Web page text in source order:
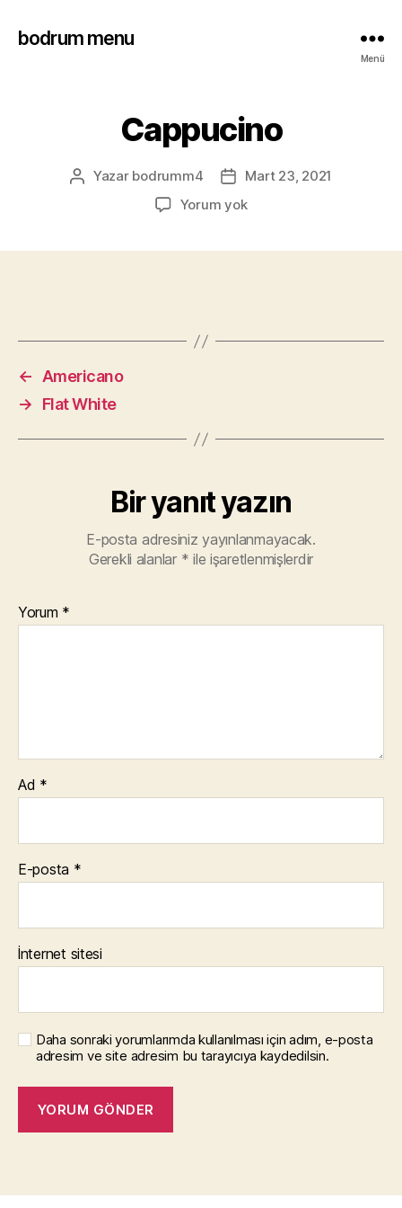
bodrum menu
Menü
Cappucino
Yazar bodrumm4
Mart 23, 2021
Yorum yok
←
Americano
→
Flat White
Bir yanıt yazın
E-posta adresiniz yayınlanmayacak.
Gerekli alanlar * ile işaretlenmişlerdir
Yorum *
Ad *
E-posta *
İnternet sitesi
Daha sonraki yorumlarımda kullanılması için adım, e-posta
adresim ve site adresim bu tarayıcıya kaydedilsin.